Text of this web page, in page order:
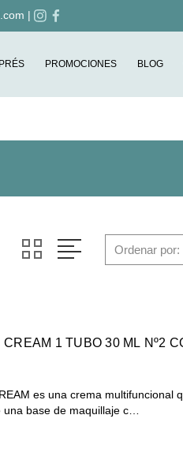
|
PROMOCIONES BLOG
Ordenar por:
1 TUBO 30 ML Nº2
es una crema multifuncional
base de maquillaje c…